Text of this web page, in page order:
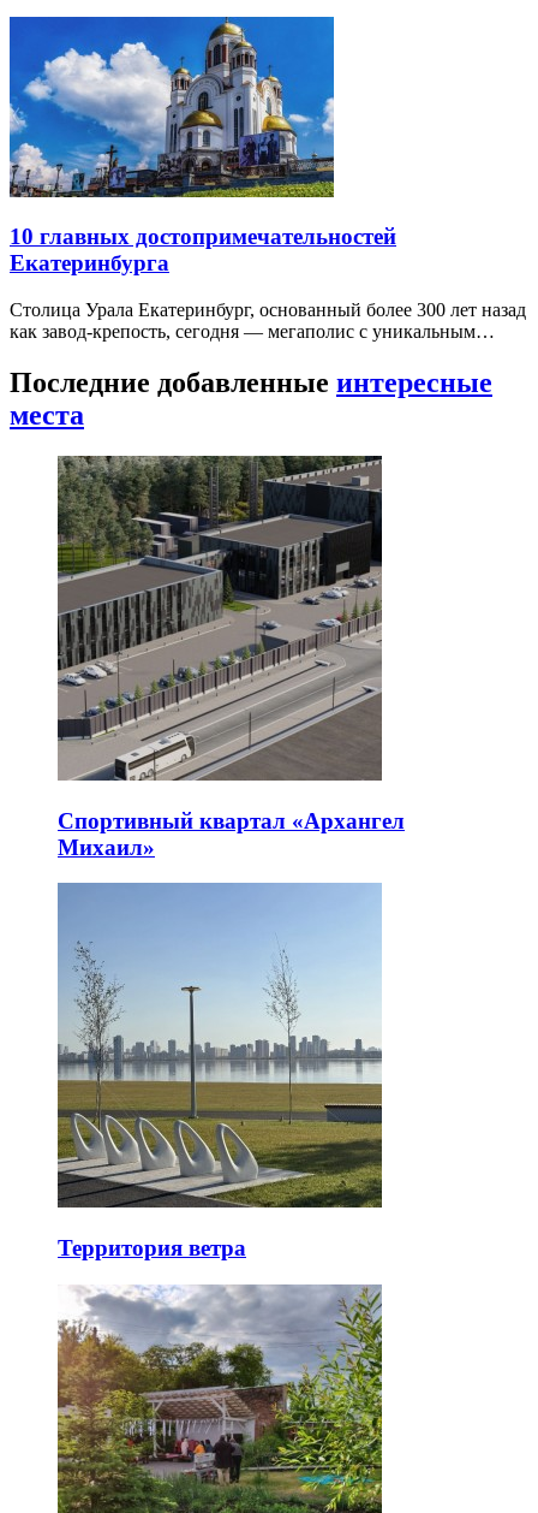
10 главных достопримечательностей
Екатеринбурга
Столица Урала Екатеринбург, основанный более 300 лет назад
как завод-крепость, сегодня — мегаполис с уникальным…
Последние добавленные интересные
места
Спортивный квартал «Архангел
Михаил»
Территория ветра